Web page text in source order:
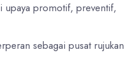
upaya promotif, preventif,
sebagai pusat rujukan